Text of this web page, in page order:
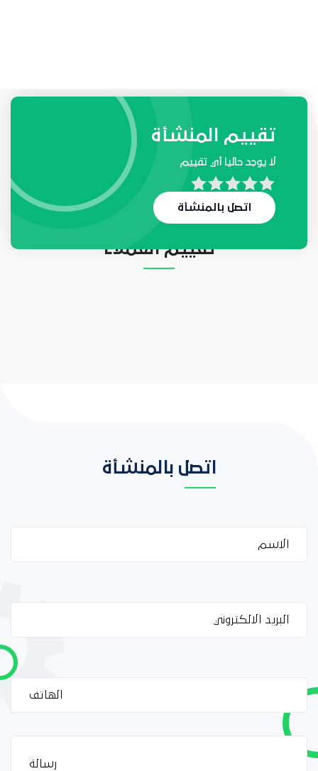
طلبات واحتياجات المنشأة
لا يوجد حاليا أي طلب
تقييم العملاء
تقييم المنشأة
لا يوجد حاليا أي تقييم
اتصل بالمنشأة
اتصل بالمنشأة